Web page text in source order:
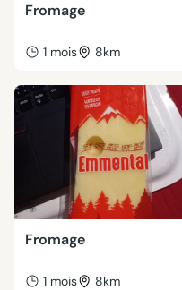
Fromage
1 mois 8km
Fromage
1 mois 8km